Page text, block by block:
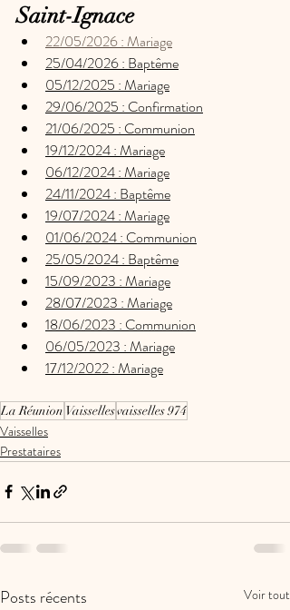
Saint-Ignace
22/05/2026 : Mariage
25/04/2026 : Baptême
05/12/2025 : Mariage
29/06/2025 : Confirmation
21/06/2025 : Communion
19/12/2024 : Mariage
06/12/2024 : Mariage
24/11/2024 : Baptême
19/07/2024 : Mariage
01/06/2024 : Communion
25/05/2024 : Baptême
15/09/2023 : Mariage
28/07/2023 : Mariage
18/06/2023 : Communion
06/05/2023 : Mariage
17/12/2022 : Mariage
La Réunion Vaissellesvaisselles 974
Vaisselles
Prestataires
Posts récents Voir tout